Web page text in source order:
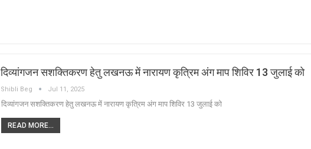
दिव्यांगजन सशक्तिकरण हेतु लखनऊ में नारायण कृत्रिम अंग माप शिविर 13 जुलाई को
Shibli Beg Jul 11, 2025
दिव्यांगजन सशक्तिकरण हेतु लखनऊ में नारायण कृत्रिम अंग माप शिविर 13 जुलाई को
READ MORE...